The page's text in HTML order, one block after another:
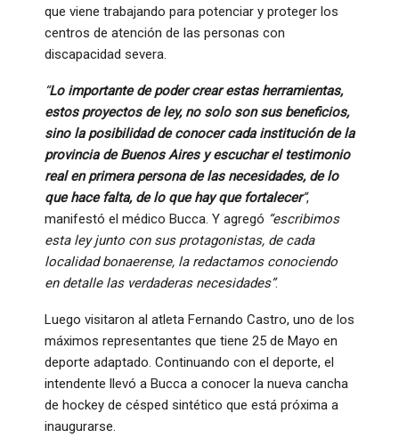
que viene trabajando para potenciar y proteger los
centros de atención de las personas con
discapacidad severa.
“Lo importante de poder crear estas herramientas,
estos proyectos de ley, no solo son sus beneficios,
sino la posibilidad de conocer cada institución de la
provincia de Buenos Aires y escuchar el testimonio
real en primera persona de las necesidades, de lo
que hace falta, de lo que hay que fortalecer”,
manifestó el médico Bucca. Y agregó “escribimos
esta ley junto con sus protagonistas, de cada
localidad bonaerense, la redactamos conociendo
en detalle las verdaderas necesidades”.
Luego visitaron al atleta Fernando Castro, uno de los
máximos representantes que tiene 25 de Mayo en
deporte adaptado. Continuando con el deporte, el
intendente llevó a Bucca a conocer la nueva cancha
de hockey de césped sintético que está próxima a
inaugurarse.